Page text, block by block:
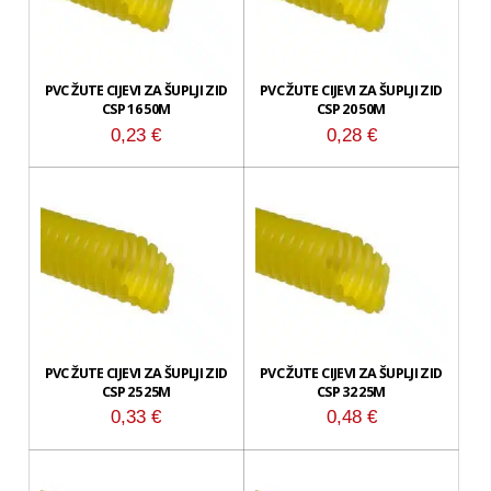
PVC ŽUTE CIJEVI ZA ŠUPLJI ZID
CSP 16 50M
0,23€
PVC ŽUTE CIJEVI ZA ŠUPLJI ZID
CSP 20 50M
0,28 €
PVC ŽUTE CIJEVI ZA ŠUPLJI ZID
CSP 25 25M
0,33€
PVC ŽUTE CIJEVI ZA ŠUPLJI ZID
CSP 32 25M
0,48 €